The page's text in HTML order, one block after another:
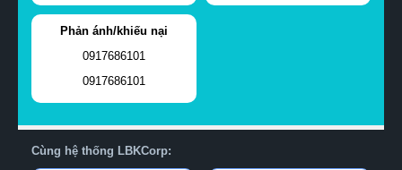
Phản ánh/khiếu nại
0917686101
0917686101
Cùng hệ thống LBKCorp: